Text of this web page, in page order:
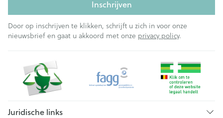
Inschrijven
Door op inschrijven te klikken, schrijft u zich in voor onze
nieuwsbrief en gaat u akkoord met onze privacy policy.
Juridische links